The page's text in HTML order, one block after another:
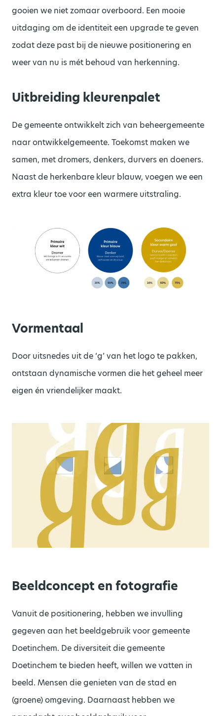
gooien we niet zomaar overboord. Een mooie
uitdaging om de identiteit een upgrade te geven
zodat deze past bij de nieuwe positionering en
weer van nu is mét behoud van herkenning.
Uitbreiding kleurenpalet
De gemeente ontwikkelt zich van beheergemeente
naar ontwikkelgemeente. Toekomst maken we
samen, met dromers, denkers, durvers en doeners.
Naast de herkenbare kleur blauw, voegen we een
extra kleur toe voor een warmere uitstraling.
Vormentaal
Door uitsnedes uit de ‘g’ van het logo te pakken,
ontstaan dynamische vormen die het geheel meer
eigen én vriendelijker maakt.
Beeldconcept en fotografie
Vanuit de positionering, hebben we invulling
gegeven aan het beeldgebruik voor gemeente
Doetinchem. De diversiteit die gemeente
Doetinchem te bieden heeft, willen we vatten in
beeld. Mensen die genieten van de stad en
(groene) omgeving. Daarnaast hebben we